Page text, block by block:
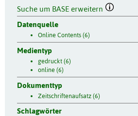
Suche um BASE erweitern
Datenquelle
Online Contents (6)
Medientyp
gedruckt (6)
online (6)
Dokumenttyp
Zeitschriftenaufsatz (6)
Schlagwörter